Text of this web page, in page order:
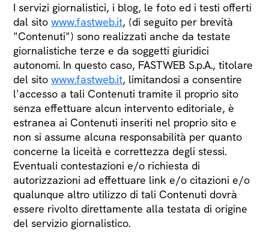
I servizi giornalistici, i blog, le foto ed i testi offerti
dal sito www.fastweb.it, (di seguito per brevità
"Contenuti") sono realizzati anche da testate
giornalistiche terze e da soggetti giuridici
autonomi. In questo caso, FASTWEB S.p.A., titolare
del sito www.fastweb.it, limitandosi a consentire
l'accesso a tali Contenuti tramite il proprio sito
senza effettuare alcun intervento editoriale, è
estranea ai Contenuti inseriti nel proprio sito e
non si assume alcuna responsabilità per quanto
concerne la liceità e correttezza degli stessi.
Eventuali contestazioni e/o richiesta di
autorizzazioni ad effettuare link e/o citazioni e/o
qualunque altro utilizzo di tali Contenuti dovrà
essere rivolto direttamente alla testata di origine
del servizio giornalistico.